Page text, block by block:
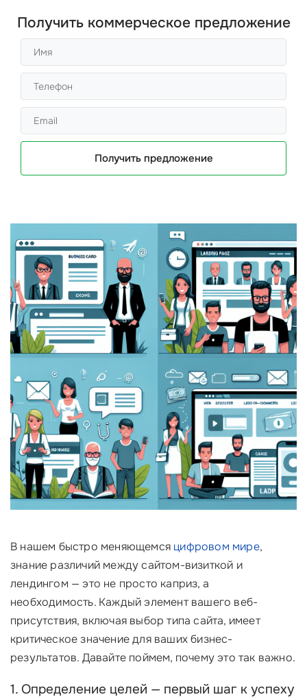
Получить коммерческое предложение
Получить предложение
В нашем быстро меняющемся цифровом мире,
знание различий между сайтом-визиткой и
лендингом — это не просто каприз, а
необходимость. Каждый элемент вашего веб-
присутствия, включая выбор типа сайта, имеет
критическое значение для ваших бизнес-
результатов. Давайте поймем, почему это так важно.
1. Определение целей — первый шаг к успеху